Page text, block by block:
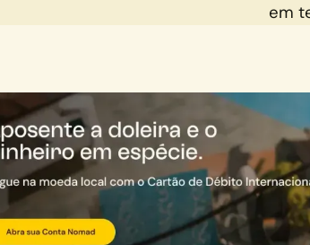
em